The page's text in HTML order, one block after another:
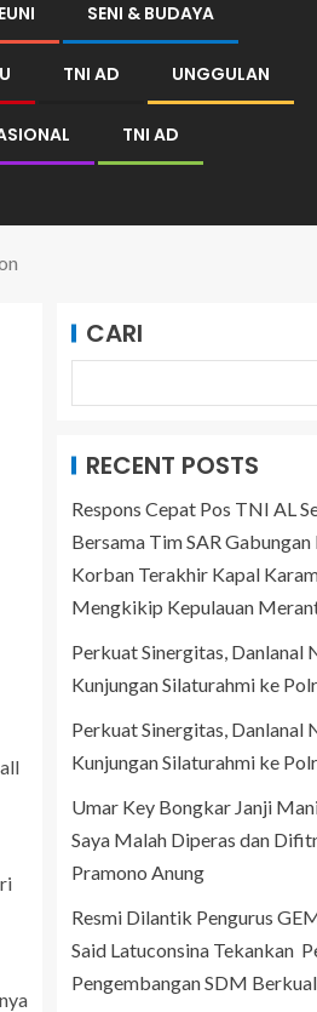
SENI & BUDAYA
TNI AD UNGGULAN
TNI AD
CARI
RECENT POSTS
Respons Cepat Pos TNI AL
Bersama Tim SAR
Korban Terakhir Kapal
Mengkikip Kepulauan
Perkuat Sinergitas, Danlanal
Kunjungan Silaturahmi ke
Perkuat Sinergitas, Danlanal
Kunjungan Silaturahmi ke
Umar Key Bongkar Janji
Saya Malah Diperas dan
Pramono Anung
Resmi Dilantik Pengurus
Said Latuconsina Tekankan
Pengembangan SDM